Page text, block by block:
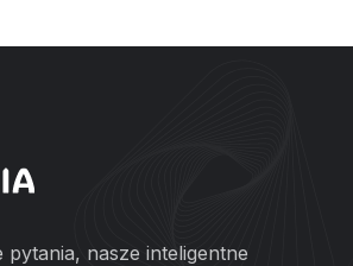
pytania, nasze inteligentne